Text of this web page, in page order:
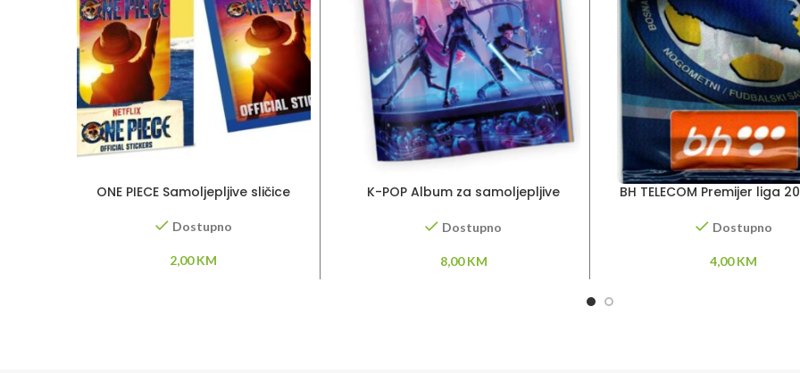
ONE PIECE Samoljepljive sličice
Dostupno
2,00KM
K-POP Album za samoljepljive
Dostupno
8,00KM
BH TELECOM Premijer liga
Dostupno
4,00KM